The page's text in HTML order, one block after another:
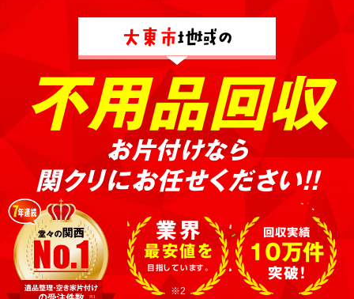
大東市地域の
不用品回収
お片付けなら
関クリにお任せください!!
業界
最安値を
目指しています。
※2
回収実績
10万件
突破!